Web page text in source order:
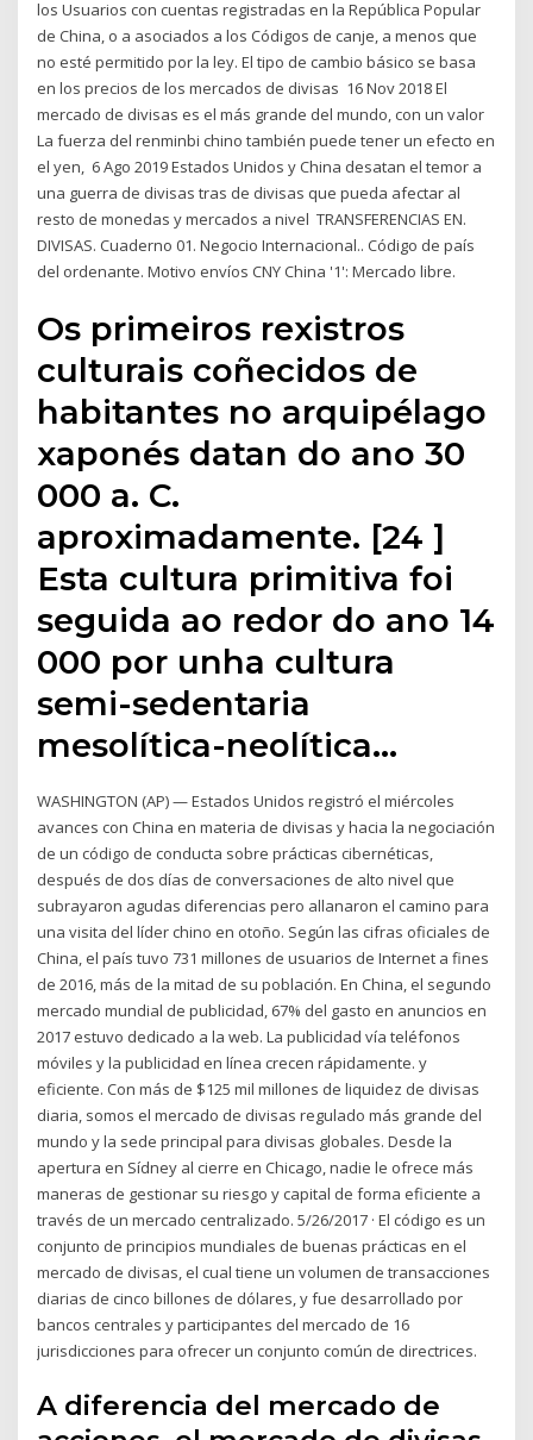
los Usuarios con cuentas registradas en la República Popular
de China, o a asociados a los Códigos de canje, a menos que
no esté permitido por la ley. El tipo de cambio básico se basa
en los precios de los mercados de divisas 16 Nov 2018 El
mercado de divisas es el más grande del mundo, con un valor
La fuerza del renminbi chino también puede tener un efecto en
el yen, 6 Ago 2019 Estados Unidos y China desatan el temor a
una guerra de divisas tras de divisas que pueda afectar al
resto de monedas y mercados a nivel TRANSFERENCIAS EN.
DIVISAS. Cuaderno 01. Negocio Internacional.. Código de país
del ordenante. Motivo envíos CNY China '1': Mercado libre.
Os primeiros rexistros
culturais coñecidos de
habitantes no arquipélago
xaponés datan do ano 30
000 a. C.
aproximadamente. [24 ]
Esta cultura primitiva foi
seguida ao redor do ano 14
000 por unha cultura
semi-sedentaria
mesolítica-neolítica…
WASHINGTON (AP) — Estados Unidos registró el miércoles
avances con China en materia de divisas y hacia la negociación
de un código de conducta sobre prácticas cibernéticas,
después de dos días de conversaciones de alto nivel que
subrayaron agudas diferencias pero allanaron el camino para
una visita del líder chino en otoño. Según las cifras oficiales de
China, el país tuvo 731 millones de usuarios de Internet a fines
de 2016, más de la mitad de su población. En China, el segundo
mercado mundial de publicidad, 67% del gasto en anuncios en
2017 estuvo dedicado a la web. La publicidad vía teléfonos
móviles y la publicidad en línea crecen rápidamente. y
eficiente. Con más de $125 mil millones de liquidez de divisas
diaria, somos el mercado de divisas regulado más grande del
mundo y la sede principal para divisas globales. Desde la
apertura en Sídney al cierre en Chicago, nadie le ofrece más
maneras de gestionar su riesgo y capital de forma eficiente a
través de un mercado centralizado. 5/26/2017 · El código es un
conjunto de principios mundiales de buenas prácticas en el
mercado de divisas, el cual tiene un volumen de transacciones
diarias de cinco billones de dólares, y fue desarrollado por
bancos centrales y participantes del mercado de 16
jurisdicciones para ofrecer un conjunto común de directrices.
A diferencia del mercado de